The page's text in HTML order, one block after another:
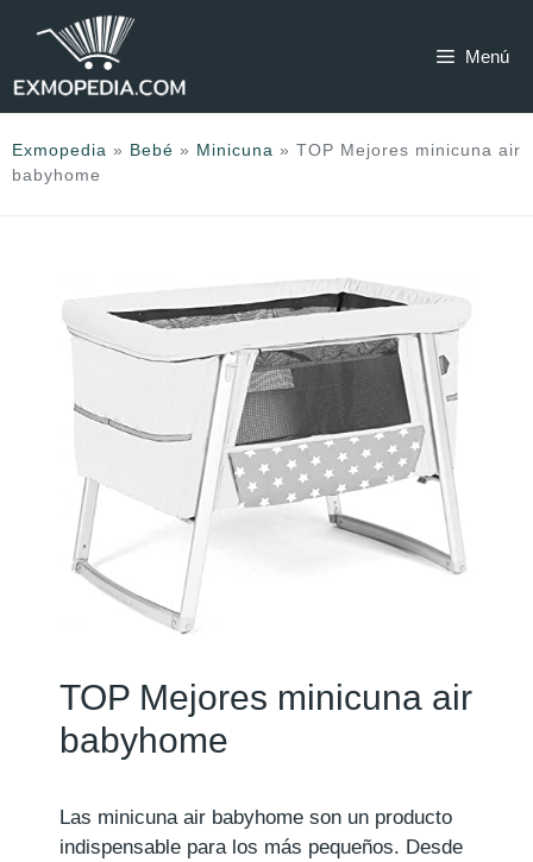
Menú
Exmopedia » Bebé » Minicuna » TOP Mejores minicuna air
babyhome
TOP Mejores minicuna air
babyhome
Las minicuna air babyhome son un producto
indispensable para los más pequeños. Desde